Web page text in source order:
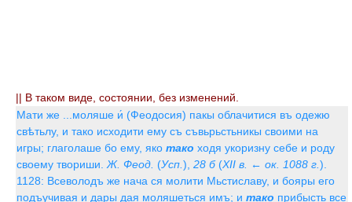
|| В таком виде, состоянии, без изменений.
Мати же ...моляше и́ (Феодосия) пакы облачитися въ одежю
свѣтьлу, и тако исходити ему съ съвьрьстьникы своими на
игры; глаголаше бо ему, яко тако ходя укоризну себе и роду
своему твориши. Ж. Феод. (Усп. ), 28 б(XII в. ← ок. 1088 г. ).
1128: Всеволодъ же нача ся молити Мьстиславу, и бояры его
подъучивая и дары дая моляшеться имъ; и тако прибысть все